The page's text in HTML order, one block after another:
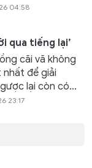
04:58
qua tiếng lại’
cãi vã không
để giải
lại còn có...
23:17